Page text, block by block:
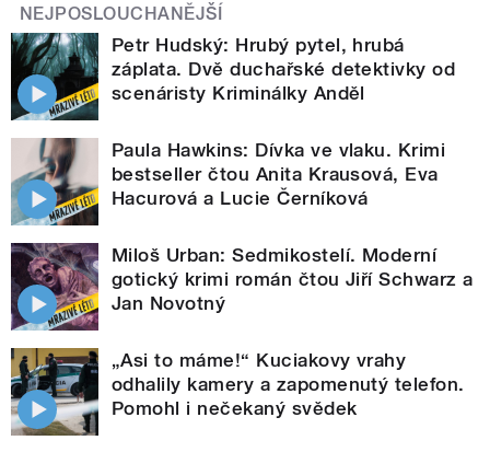
NEJPOSLOUCHANĚJŠÍ
Petr Hudský: Hrubý pytel, hrubá
záplata. Dvě duchařské detektivky od
scenáristy Kriminálky Anděl
Paula Hawkins: Dívka ve vlaku. Krimi
bestseller čtou Anita Krausová, Eva
Hacurová a Lucie Černíková
Miloš Urban: Sedmikostelí. Moderní
gotický krimi román čtou Jiří Schwarz a
Jan Novotný
„Asi to máme!“ Kuciakovy vrahy
odhalily kamery a zapomenutý telefon.
Pomohl i nečekaný svědek